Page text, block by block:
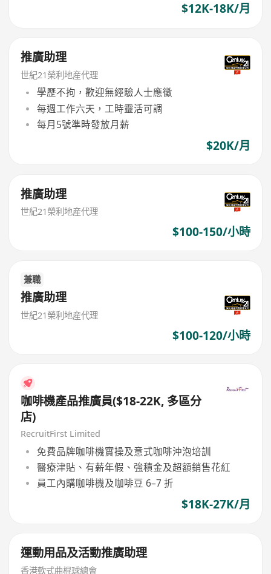
$12K-18K/月
推廣助理
世紀21榮利地産代理
學歷不拘，歡迎無經驗人士應徵
每週工作六天，工時靈活可調
每月5號準時發放月薪
$20K/月
推廣助理
世紀21榮利地産代理
$100-150/小時
兼職
推廣助理
世紀21榮利地産代理
$100-120/小時
咖啡機產品推廣員($18-22K, 多區分
店)
RecruitFirst Limited
免費品牌咖啡機實操及意式咖啡沖泡培訓
醫療津貼、有薪年假、強積金及超額銷售花紅
員工內購咖啡機及咖啡豆 6–7 折
$18K-27K/月
運動用品及活動推廣助理
香港軟式曲棍球總會